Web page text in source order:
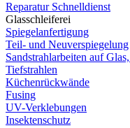
Reparatur Schnelldienst
Glasschleiferei
Spiegelanfertigung
Teil- und Neuverspiegelung
Sandstrahlarbeiten auf
Tiefstrahlen
Küchenrückwände
Fusing
UV-Verklebungen
Insektenschutz